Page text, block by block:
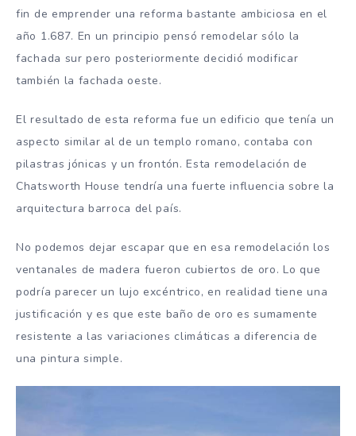
fin de emprender una reforma bastante ambiciosa en el
año 1.687. En un principio pensó remodelar sólo la
fachada sur pero posteriormente decidió modificar
también la fachada oeste.
El resultado de esta reforma fue un edificio que tenía un
aspecto similar al de un templo romano, contaba con
pilastras jónicas y un frontón. Esta remodelación de
Chatsworth House tendría una fuerte influencia sobre la
arquitectura barroca del país.
No podemos dejar escapar que en esa remodelación los
ventanales de madera fueron cubiertos de oro. Lo que
podría parecer un lujo excéntrico, en realidad tiene una
justificación y es que este baño de oro es sumamente
resistente a las variaciones climáticas a diferencia de
una pintura simple.